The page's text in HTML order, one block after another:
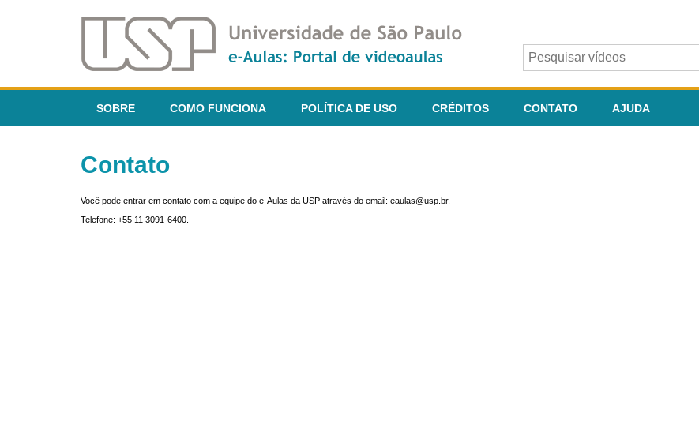
SOBRE COMO FUNCIONA POLÍTICA DE USO CRÉDITOS CONTATO AJUDA
Contato
Você pode entrar em contato com a equipe do e-Aulas da USP através do email: eaulas@usp.br.
Telefone: +55 11 3091-6400.